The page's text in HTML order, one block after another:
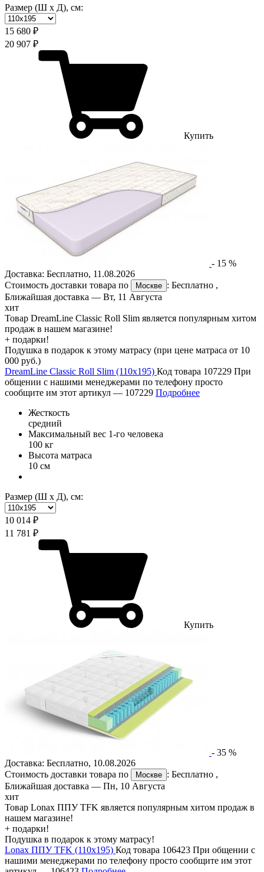
Размер (Ш х Д), см:
15 680 ₽
20 907 ₽
Купить
- 15 %
Доставка: Бесплатно, 11.08.2026
Стоимость доставки товара по
Москве : Бесплатно ,
Ближайшая доставка — Вт, 11 Августа
хит
Товар DreamLine Classic Roll Slim является популярным хитом
продаж в нашем магазине!
+ подарки!
Подушка в подарок к этому матрасу (при цене матраса от 10
000 руб.)
DreamLine Classic Roll Slim (110х195) Код товара 107229 При
общении с нашими менеджерами по телефону просто
сообщите им этот артикул — 107229 Подробнее
Жесткость
средний
Максимальный вес 1-го человека
100 кг
Высота матраса
10 см
Размер (Ш х Д), см:
10 014 ₽
11 781 ₽
Купить
- 35 %
Доставка: Бесплатно, 10.08.2026
Стоимость доставки товара по
Москве : Бесплатно ,
Ближайшая доставка — Пн, 10 Августа
хит
Товар Lonax ППУ TFK является популярным хитом продаж в
нашем магазине!
+ подарки!
Подушка в подарок к этому матрасу!
Lonax ППУ TFK (110х195) Код товара 106423 При общении с
нашими менеджерами по телефону просто сообщите им этот